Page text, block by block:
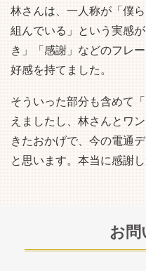
林さんは、一人称が「僕
組んでいる」という実感
き」「感謝」などのフレ
好感を持てました。
そういった部分も含めて
えましたし、林さんとワ
きたおかげで、今の電通
と思います。本当に感謝し
お問